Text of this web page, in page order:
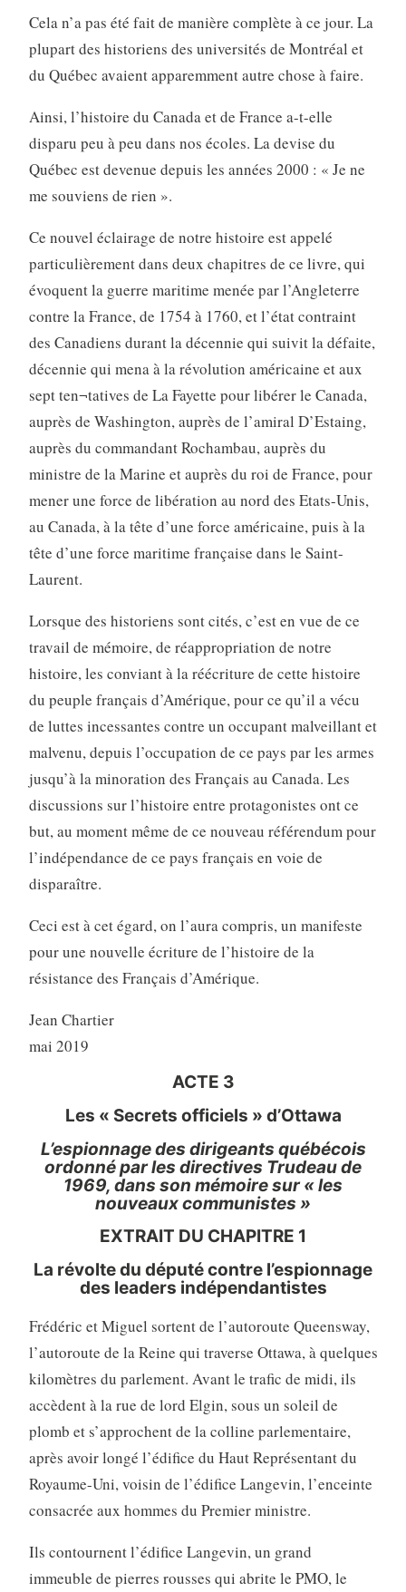
Cela n’a pas été fait de manière complète à ce jour. La
plupart des historiens des universités de Montréal et
du Québec avaient apparemment autre chose à faire.
Ainsi, l’histoire du Canada et de France a-t-elle
disparu peu à peu dans nos écoles. La devise du
Québec est devenue depuis les années 2000 : « Je ne
me souviens de rien ».
Ce nouvel éclairage de notre histoire est appelé
particulièrement dans deux chapitres de ce livre, qui
évoquent la guerre maritime menée par l’Angleterre
contre la France, de 1754 à 1760, et l’état contraint
des Canadiens durant la décennie qui suivit la défaite,
décennie qui mena à la révolution américaine et aux
sept ten¬tatives de La Fayette pour libérer le Canada,
auprès de Washington, auprès de l’amiral D’Estaing,
auprès du commandant Rochambau, auprès du
ministre de la Marine et auprès du roi de France, pour
mener une force de libération au nord des Etats-Unis,
au Canada, à la tête d’une force américaine, puis à la
tête d’une force maritime française dans le Saint-
Laurent.
Lorsque des historiens sont cités, c’est en vue de ce
travail de mémoire, de réappropriation de notre
histoire, les conviant à la réécriture de cette histoire
du peuple français d’Amérique, pour ce qu’il a vécu
de luttes incessantes contre un occupant malveillant et
malvenu, depuis l’occupation de ce pays par les armes
jusqu’à la minoration des Français au Canada. Les
discussions sur l’histoire entre protagonistes ont ce
but, au moment même de ce nouveau référendum pour
l’indépendance de ce pays français en voie de
disparaître.
Ceci est à cet égard, on l’aura compris, un manifeste
pour une nouvelle écriture de l’histoire de la
résistance des Français d’Amérique.
Jean Chartier
mai 2019
ACTE 3
Les « Secrets officiels » d’Ottawa
L’espionnage des dirigeants québécois
ordonné par les directives Trudeau de
1969, dans son mémoire sur « les
nouveaux communistes »
EXTRAIT DU CHAPITRE 1
La révolte du député contre l’espionnage
des leaders indépendantistes
Frédéric et Miguel sortent de l’autoroute Queensway,
l’autoroute de la Reine qui traverse Ottawa, à quelques
kilomètres du parlement. Avant le trafic de midi, ils
accèdent à la rue de lord Elgin, sous un soleil de
plomb et s’approchent de la colline parlementaire,
après avoir longé l’édifice du Haut Représentant du
Royaume-Uni, voisin de l’édifice Langevin, l’enceinte
consacrée aux hommes du Premier ministre.
Ils contournent l’édifice Langevin, un grand
immeuble de pierres rousses qui abrite le PMO, le